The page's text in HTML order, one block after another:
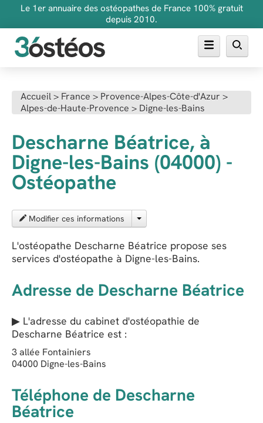
Le 1er annuaire des ostéopathes de France 100% gratuit
depuis 2010.
FAQ
Inscrire son cabinet
Accueil> France > Provence-Alpes-Côte-d'Azur >
Alpes-de-Haute-Provence > Digne-les-Bains
Descharne Béatrice, à
Digne-les-Bains (04000) -
Ostéopathe
Modifier ces informations
L'ostéopathe Descharne Béatrice propose ses
services d'ostéopathe à Digne-les-Bains.
Adresse de Descharne Béatrice
▶ L'adresse du cabinet d'ostéopathie de
Descharne Béatrice est :
3 allée Fontainiers
04000 Digne-les-Bains
Téléphone de Descharne
Béatrice